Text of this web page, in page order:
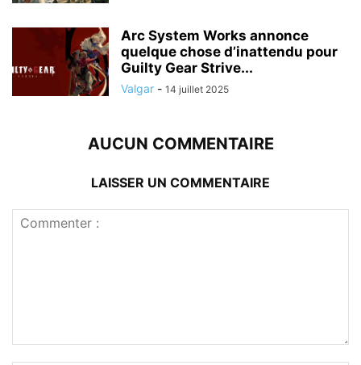
Arc System Works annonce
quelque chose d’inattendu pour
Guilty Gear Strive...
Valgar - 14 juillet 2025
AUCUN COMMENTAIRE
LAISSER UN COMMENTAIRE